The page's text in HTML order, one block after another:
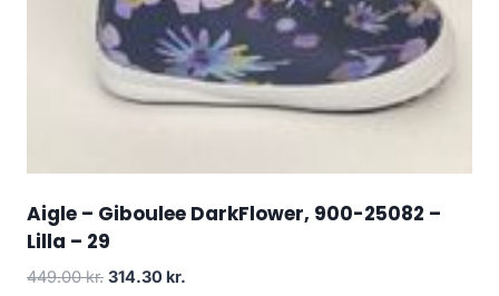
Aigle – Giboulee DarkFlower, 900-25082 –
Lilla – 29
449.00kr. Den
314.30 kr.